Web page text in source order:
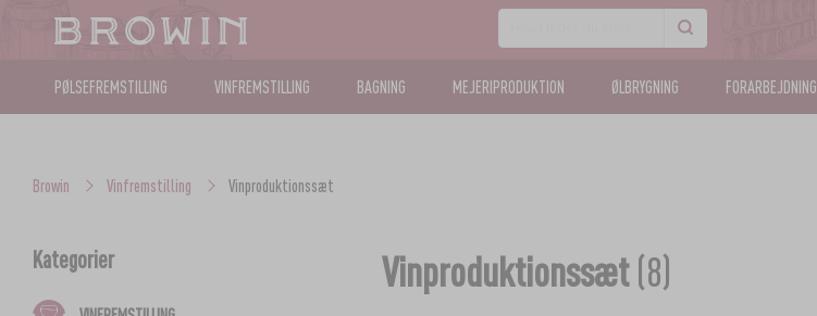
PØLSEFREMSTILLING VINFREMSTILLING BAGNING MEJERIPRODUKTION ØLBRYGNING FORARBEJDNING
Browin Vinfremstilling Vinproduktionssæt
Kategorier Vinproduktionssæt(8)